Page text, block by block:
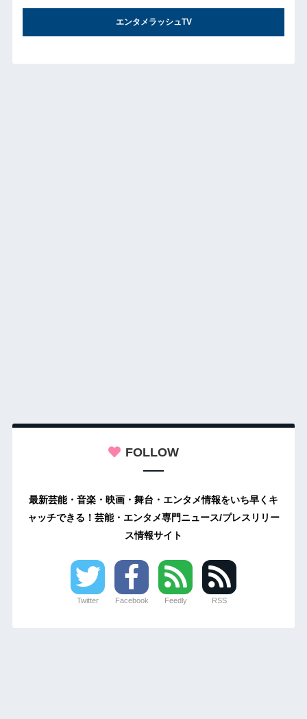
エンタメラッシュTV
FOLLOW
最新芸能・音楽・映画・舞台・エンタメ情報をいち早くキ
ャッチできる！芸能・エンタメ専門ニュース/プレスリリー
ス情報サイト
Twitter Facebook Feedly RSS